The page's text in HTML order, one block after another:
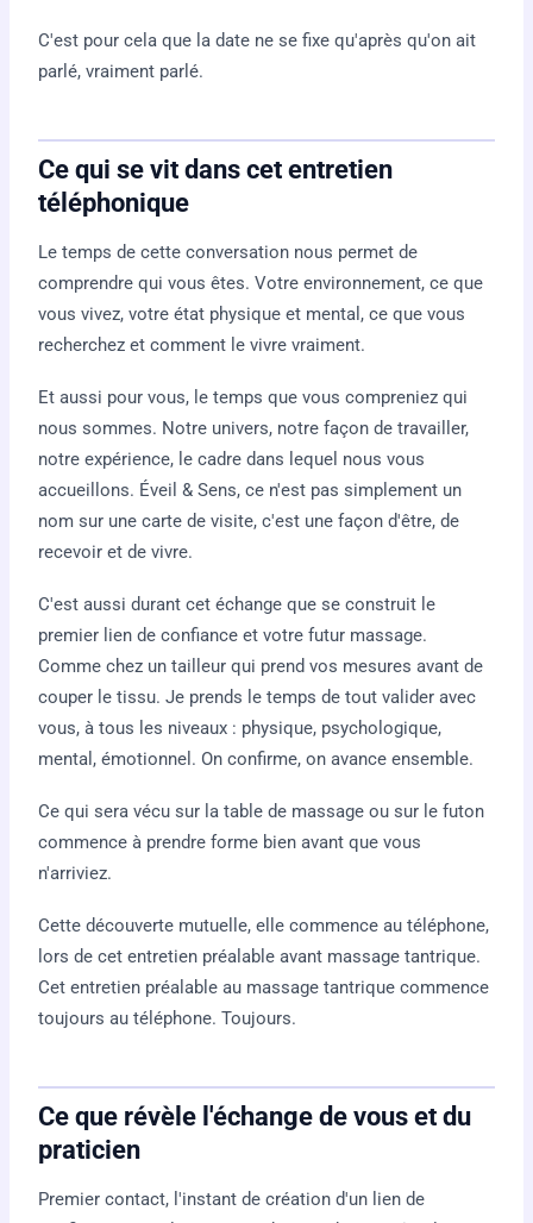
C'est pour cela que la date ne se fixe qu'après qu'on ait
parlé, vraiment parlé.
Ce qui se vit dans cet entretien
téléphonique
Le temps de cette conversation nous permet de
comprendre qui vous êtes. Votre environnement, ce que
vous vivez, votre état physique et mental, ce que vous
recherchez et comment le vivre vraiment.
Et aussi pour vous, le temps que vous compreniez qui
nous sommes. Notre univers, notre façon de travailler,
notre expérience, le cadre dans lequel nous vous
accueillons. Éveil & Sens, ce n'est pas simplement un
nom sur une carte de visite, c'est une façon d'être, de
recevoir et de vivre.
C'est aussi durant cet échange que se construit le
premier lien de confiance et votre futur massage.
Comme chez un tailleur qui prend vos mesures avant de
couper le tissu. Je prends le temps de tout valider avec
vous, à tous les niveaux : physique, psychologique,
mental, émotionnel. On confirme, on avance ensemble.
Ce qui sera vécu sur la table de massage ou sur le futon
commence à prendre forme bien avant que vous
n'arriviez.
Cette découverte mutuelle, elle commence au téléphone,
lors de cet entretien préalable avant massage tantrique.
Cet entretien préalable au massage tantrique commence
toujours au téléphone. Toujours.
Ce que révèle l'échange de vous et du
praticien
Premier contact, l'instant de création d'un lien de